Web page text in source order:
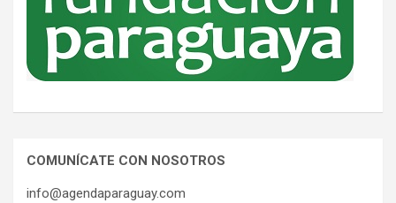
COMUNÍCATE CON NOSOTROS
info@agendaparaguay.com